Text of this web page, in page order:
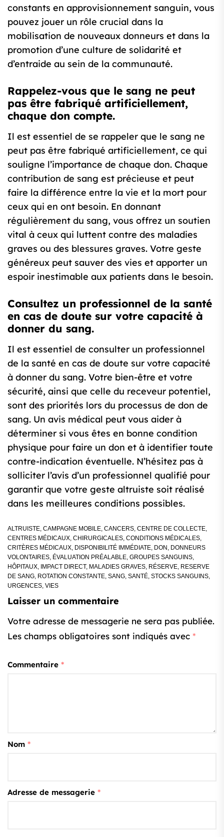
constants en approvisionnement sanguin, vous
pouvez jouer un rôle crucial dans la
mobilisation de nouveaux donneurs et dans la
promotion d’une culture de solidarité et
d’entraide au sein de la communauté.
Rappelez-vous que le sang ne peut
pas être fabriqué artificiellement,
chaque don compte.
Il est essentiel de se rappeler que le sang ne
peut pas être fabriqué artificiellement, ce qui
souligne l’importance de chaque don. Chaque
contribution de sang est précieuse et peut
faire la différence entre la vie et la mort pour
ceux qui en ont besoin. En donnant
régulièrement du sang, vous offrez un soutien
vital à ceux qui luttent contre des maladies
graves ou des blessures graves. Votre geste
généreux peut sauver des vies et apporter un
espoir inestimable aux patients dans le besoin.
Consultez un professionnel de la santé
en cas de doute sur votre capacité à
donner du sang.
Il est essentiel de consulter un professionnel
de la santé en cas de doute sur votre capacité
à donner du sang. Votre bien-être et votre
sécurité, ainsi que celle du receveur potentiel,
sont des priorités lors du processus de don de
sang. Un avis médical peut vous aider à
déterminer si vous êtes en bonne condition
physique pour faire un don et à identifier toute
contre-indication éventuelle. N’hésitez pas à
solliciter l’avis d’un professionnel qualifié pour
garantir que votre geste altruiste soit réalisé
dans les meilleures conditions possibles.
ALTRUISTE, CAMPAGNE MOBILE, CANCERS, CENTRE DE COLLECTE,
CENTRES MÉDICAUX, CHIRURGICALES, CONDITIONS MÉDICALES,
CRITÈRES MÉDICAUX, DISPONIBILITÉ IMMÉDIATE, DON , DONNEURS
VOLONTAIRES, ÉVALUATION PRÉALABLE, GROUPES SANGUINS,
HÔPITAUX, IMPACT DIRECT, MALADIES GRAVES, RÉSERVE, RESERVE
DE SANG, ROTATION CONSTANTE, SANG, SANTÉ, STOCKS SANGUINS,
URGENCES, VIES
Laisser un commentaire
Votre adresse de messagerie ne sera pas publiée.
Les champs obligatoires sont indiqués avec *
Commentaire *
Nom *
Adresse de messagerie *